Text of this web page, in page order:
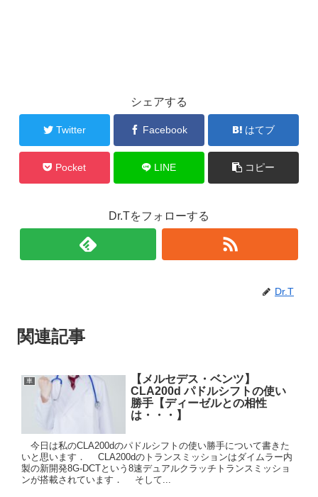
シェアする
Twitter Facebook はてブ
Pocket LINE コピー
Dr.Tをフォローする
Dr.T
関連記事
車
【メルセデス・ベンツ】
CLA200d パドルシフトの使い
勝手【ディーゼルとの相性
は・・・】
今日は私のCLA200dのパドルシフトの使い勝手について書きた
いと思います． CLA200dのトランスミッションはダイムラー内
製の新開発8G-DCTという8速デュアルクラッチトランスミッショ
ンが搭載されています． そして...